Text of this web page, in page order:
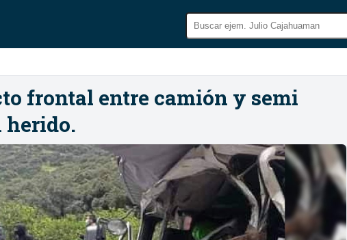
frontal entre camión y semi
herido.